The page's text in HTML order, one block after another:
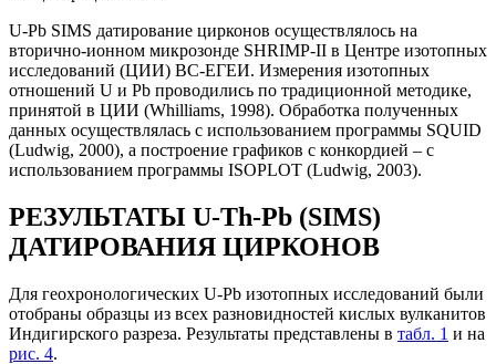
U-Pb SIMS датирование цирконов осуществлялось на
вторично-ионном микрозонде SHRIMP-II в Центре изотопных
исследований (ЦИИ) ВС-ЕГЕИ. Измерения изотопных
отношений U и Pb проводились по традиционной методике,
принятой в ЦИИ (Whilliams, 1998). Обработка полученных
данных осуществлялась с использованием программы SQUID
(Ludwig, 2000), а построение графиков с конкордией – с
использованием программы ISOPLOT (Ludwig, 2003).
РЕЗУЛЬТАТЫ U-Th-Pb (SIMS)
ДАТИРОВАНИЯ ЦИРКОНОВ
Для геохронологических U-Pb изотопных исследований были
отобраны образцы из всех разновидностей кислых вулканитов
Индигирского разреза. Результаты представлены в табл. 1 и на
рис. 4.